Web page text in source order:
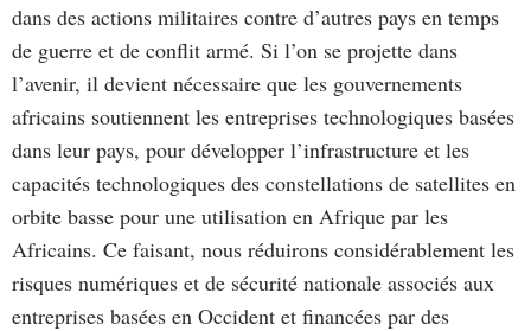
dans des actions militaires contre d’autres pays en temps
de guerre et de conflit armé. Si l’on se projette dans
l’avenir, il devient nécessaire que les gouvernements
africains soutiennent les entreprises technologiques basées
dans leur pays, pour développer l’infrastructure et les
capacités technologiques des constellations de satellites en
orbite basse pour une utilisation en Afrique par les
Africains. Ce faisant, nous réduirons considérablement les
risques numériques et de sécurité nationale associés aux
entreprises basées en Occident et financées par des